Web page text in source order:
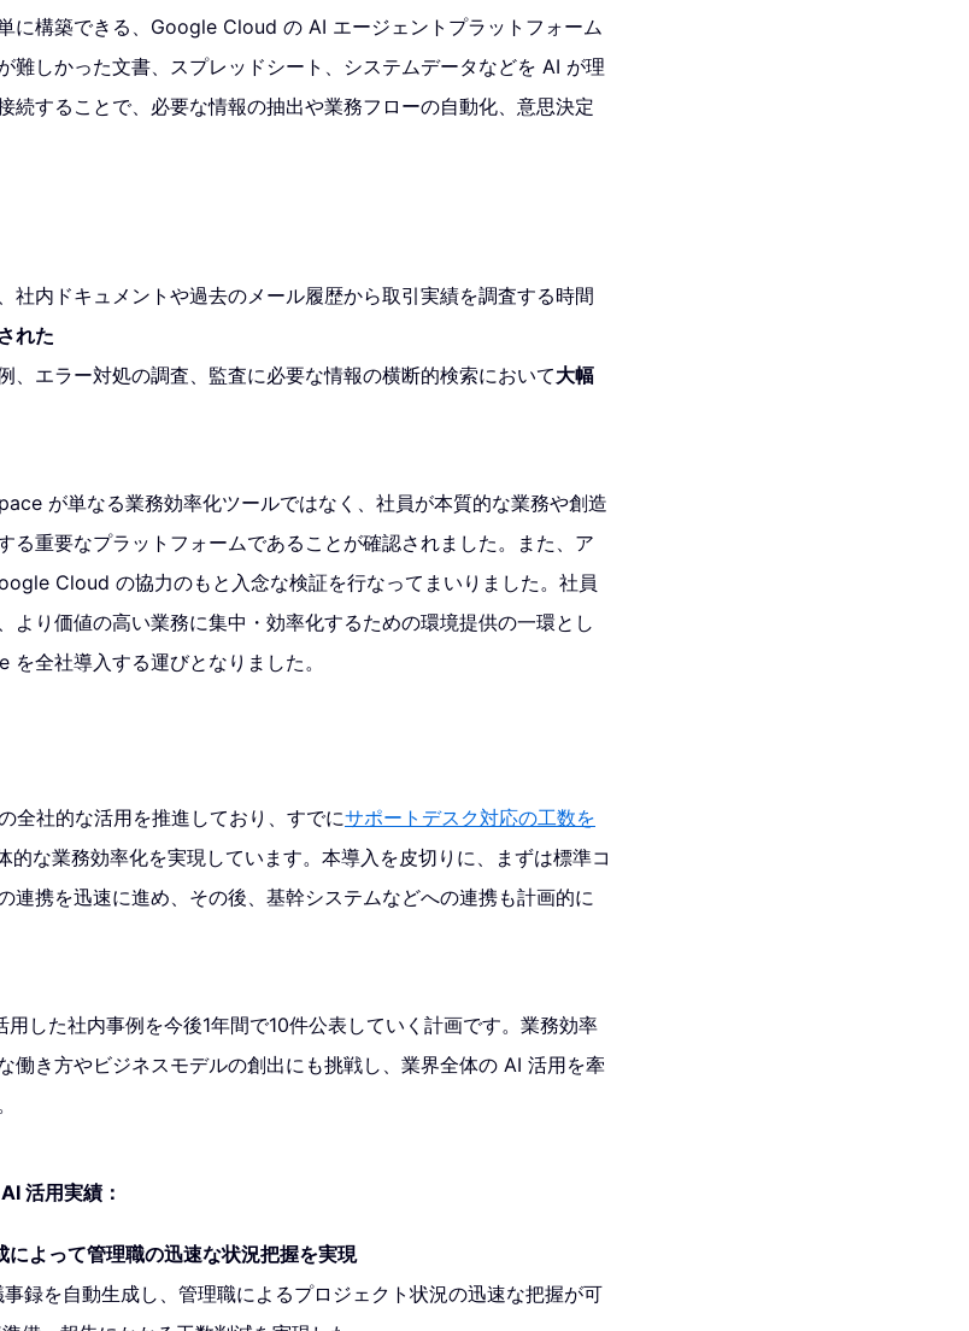
に構築できる、Google Cloud の AI エージェントプラットフォーム
難しかった文書、スプレッドシート、システムデータなどを AI が理
続することで、必要な情報の抽出や業務フローの自動化、意思決定
社内ドキュメントや過去のメール履歴から取引実績を調査する時間
れた
、エラー対処の調査、監査に必要な情報の横断的検索において大幅
が単なる業務効率化ツールではなく、社員が本質的な業務や創造
る重要なプラットフォームであることが確認されました。また、ア
Cloud の協力のもと入念な検証を行なってまいりました。社員
より価値の高い業務に集中・効率化するための環境提供の一環とし
全社導入する運びとなりました。
全社的な活用を推進しており、すでにサポートデスク対応の工数を
的な業務効率化を実現しています。本導入を皮切りに、まずは標準コ
連携を迅速に進め、その後、基幹システムなどへの連携も計画的に
した社内事例を今後1年間で10件公表していく計画です。業務効率
働き方やビジネスモデルの創出にも挑戦し、業界全体の AI 活用を牽
活用実績：
よって管理職の迅速な状況把握を実現
録を自動生成し、管理職によるプロジェクト状況の迅速な把握が可